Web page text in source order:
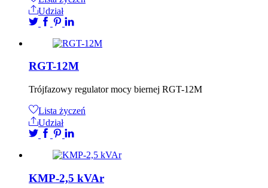
Udział
RGT-12M
Trójfazowy regulator mocy biernej RGT-12M
Lista życzeń
Udział
KMP-2,5 kVAr